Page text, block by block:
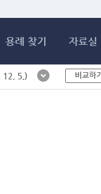
용례 찾기 자료실
12. 5.) 비교하기